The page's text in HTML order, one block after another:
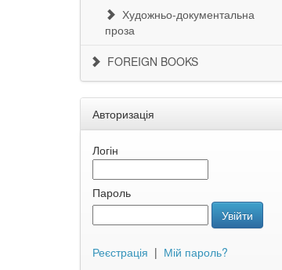
Художньо-документальна
проза
FOREIGN BOOKS
Авторизація
Логін
Пароль
Увійти
Реєстрація | Мій пароль?